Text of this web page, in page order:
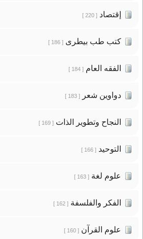
إقتصاد[ 220 ]
كتب طب بيطرى[ 186 ]
الفقه العام[ 184 ]
دواوين شعر[ 183 ]
النجاح وتطوير الذات[ 169 ]
التوحيد[ 166 ]
علوم لغة[ 163 ]
الفكر والفلسفة[ 162 ]
علوم القرآن[ 160 ]